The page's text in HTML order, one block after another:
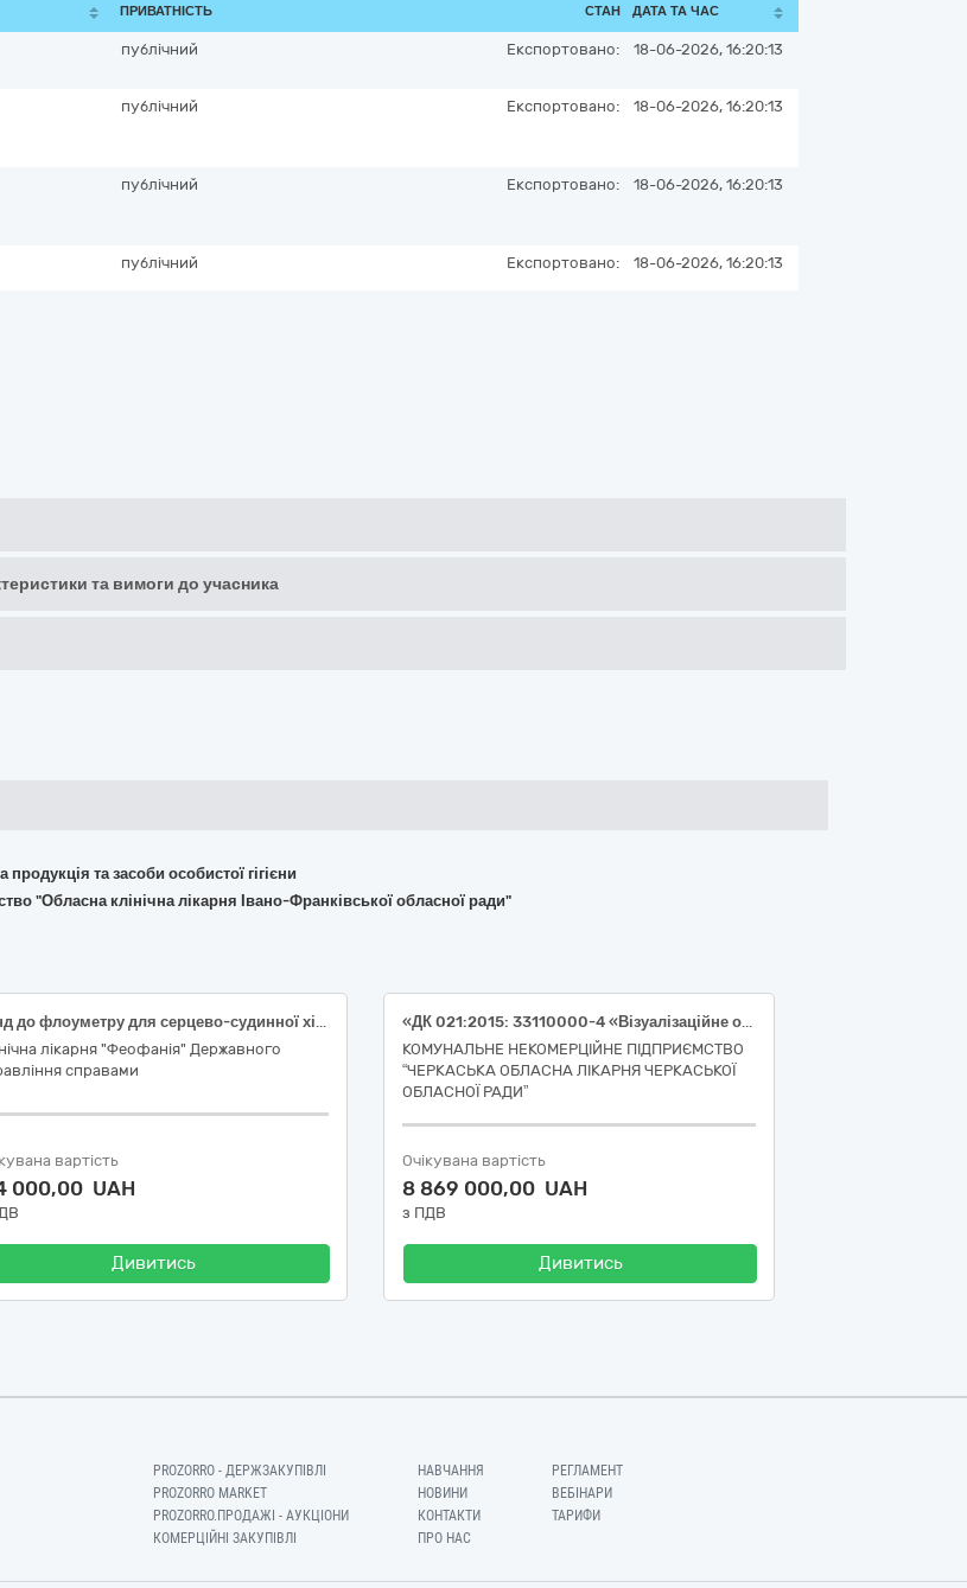
ПРИВАТНІСТЬ СТАН ДАТА ТА ЧАС
публічний Експортовано: 18-06-2026, 16:20:13
публічний Експортовано: 18-06-2026, 16:20:13
публічний Експортовано: 18-06-2026, 16:20:13
публічний Експортовано: 18-06-2026, 16:20:13
та вимоги до учасника
та засоби особистої гігієни
"Обласна клінічна лікарня Івано-Франківської обласної ради"
Зонд до флоуметру для серцево-судинної хірургії
лікарня "Феофанія" Державного
справами
вартість
000,00 UAH
Дивитись
«ДК 021:2015: 33110000-4 «Візуалізаційне обладнання для потреб медицини, стоматології та ветеринарної медицини» НК 024:2023 – 46566 Система моніторингу нейрофізіологічних показників»
КОМУНАЛЬНЕ НЕКОМЕРЦІЙНЕ ПІДПРИЄМСТВО
“ЧЕРКАСЬКА ОБЛАСНА ЛІКАРНЯ ЧЕРКАСЬКОЇ
ОБЛАСНОЇ РАДИ”
Очікувана вартість
8 869 000,00 UAH
з ПДВ
Дивитись
PROZORRO - ДЕРЖЗАКУПІВЛІ
PROZORRO MARKET
PROZORRO.ПРОДАЖІ - АУКЦІОНИ
КОМЕРЦІЙНІ ЗАКУПІВЛІ
НАВЧАННЯ
НОВИНИ
КОНТАКТИ
ПРО НАС
РЕГЛАМЕНТ
ВЕБІНАРИ
ТАРИФИ